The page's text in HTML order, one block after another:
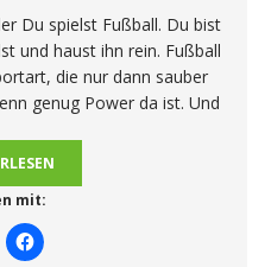
Du spielst Fußball. Du bist
und haust ihn rein. Fußball
die nur dann sauber
genug Power da ist. Und
mit: